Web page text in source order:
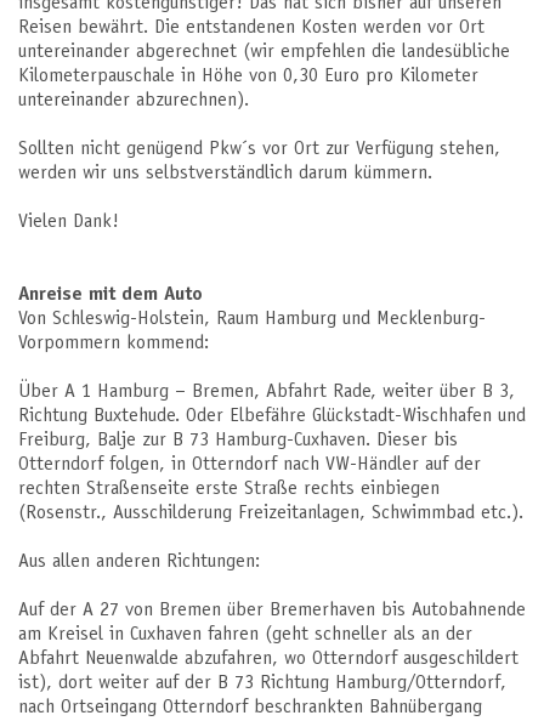
Reisen bewährt. Die entstandenen Kosten werden vor Ort
untereinander abgerechnet (wir empfehlen die landesübliche
Kilometerpauschale in Höhe von 0,30 Euro pro Kilometer
untereinander abzurechnen).
Sollten nicht genügend Pkw´s vor Ort zur Verfügung stehen,
werden wir uns selbstverständlich darum kümmern.
Vielen Dank!
Anreise mit dem Auto
Von Schleswig-Holstein, Raum Hamburg und Mecklenburg-
Vorpommern kommend:
Über A 1 Hamburg – Bremen, Abfahrt Rade, weiter über B 3,
Richtung Buxtehude. Oder Elbefähre Glückstadt-Wischhafen und
Freiburg, Balje zur B 73 Hamburg-Cuxhaven. Dieser bis
Otterndorf folgen, in Otterndorf nach VW-Händler auf der
rechten Straßenseite erste Straße rechts einbiegen
(Rosenstr., Ausschilderung Freizeitanlagen, Schwimmbad etc.).
Aus allen anderen Richtungen:
Auf der A 27 von Bremen über Bremerhaven bis Autobahnende
am Kreisel in Cuxhaven fahren (geht schneller als an der
Abfahrt Neuenwalde abzufahren, wo Otterndorf ausgeschildert
ist), dort weiter auf der B 73 Richtung Hamburg/Otterndorf,
nach Ortseingang Otterndorf beschrankten Bahnübergang